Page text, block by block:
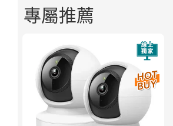
專屬推薦